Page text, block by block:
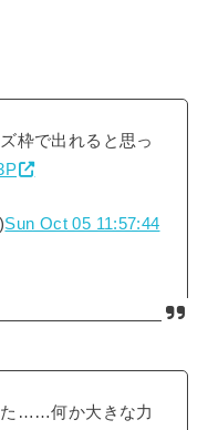
枠で出れると思っ
Sun Oct 05 11:57:44
た……何か大きな力